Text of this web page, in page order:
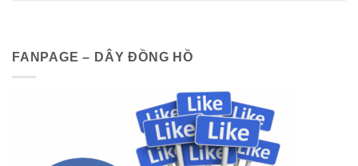
FANPAGE – DÂY ĐỒNG HỒ